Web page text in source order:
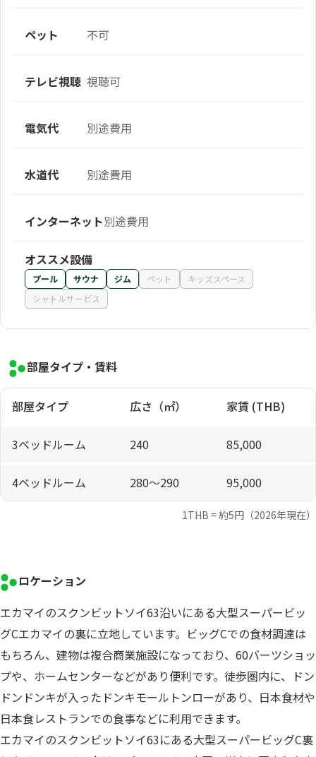
ペット 不可
テレビ視聴 視聴可
電気代 別途費用
水道代 別途費用
インターネット別途費用
オススメ設備
プール サウナ ジム ペット
キッズスペース
シャトルサービス
部屋タイプ・賃料
部屋タイプ 広さ（㎡） 家賃 (THB)
3ベッドルーム 240 85,000
4ベッドルーム 280〜290 95,000
1THB = 約5円（2026年現在）
ロケーション
エカマイのスクンビットソイ63沿いにある大型スーパービッ
グCエカマイの裏に立地しています。ビッグCでの食材調達は
もちろん、建物は複合商業施設になっており、60バーツショッ
プや、ホームセンターなどがあり便利です。徒歩圏内に、ドン
ドンドンキが入ったドンキモールトンローがあり、日本食材や
日本食レストランでの食事などに利用できます。
エカマイのスクンビットソイ63にある大型スーパービッグC裏